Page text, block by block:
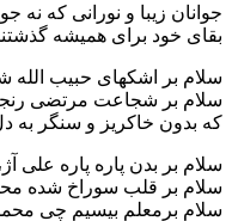
جوانان زیبا و نورانی که
بقای خود برای همیشه
سلام بر اشکهای حبیب الله
سلام بر شجاعت مرتضی
که بدون خاکریز و سنگر به
سلام بر بدن پاره پاره
سلام بر قلب سوراخ شده
سلام برمعلم بیسیم چی